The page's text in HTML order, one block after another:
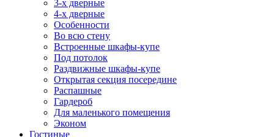
3-х дверные
4-х дверные
Особенности
Во всю стену
Встроенные шкафы-купе
Под потолок
Раздвижные шкафы-купе
Открытая секция посередине
Распашные
Гардероб
Для маленького помещения
Эконом
Гостиные